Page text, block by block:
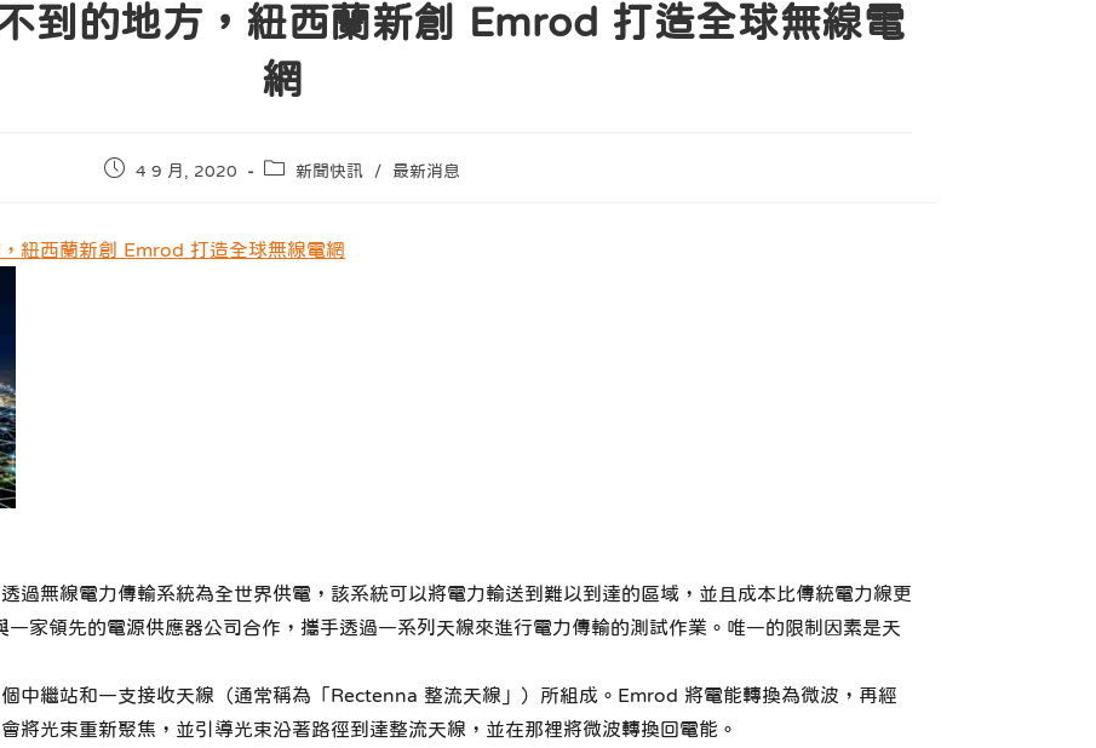
到的地方，紐西蘭新創 Emrod 打造全球無線電
網
Post4 9 月, 2020
Post新聞快訊 / 最新消息
紐西蘭新創 Emrod 打造全球無線電網
過無線電力傳輸系統為全世界供電，該系統可以將電力輸送到難以到達的區域，並且成本比傳統電力線更
家領先的電源供應器公司合作，攜手透過一系列天線來進行電力傳輸的測試作業。唯一的限制因素是天
中繼站和一支接收天線（通常稱為「Rectenna 整流天線」）所組成。Emrod 將電能轉換為微波，再經
將光束重新聚焦，並引導光束沿著路徑到達整流天線，並在那裡將微波轉換回電能。